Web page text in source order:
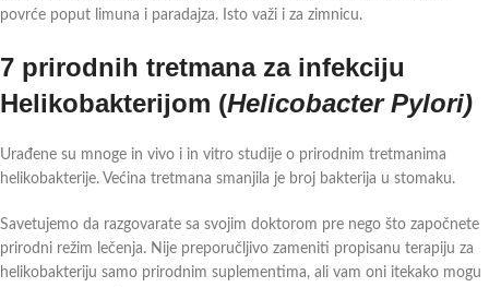
povrće poput limuna i paradajza. Isto važi i za zimnicu.
7 prirodnih tretmana za infekciju
Helikobakterijom (Helicobacter Pylori)
Urađene su mnoge in vivo i in vitro studije o prirodnim tretmanima
helikobakterije. Većina tretmana smanjila je broj bakterija u stomaku.
Savetujemo da razgovarate sa svojim doktorom pre nego što započnete
prirodni režim lečenja. Nije preporučljivo zameniti propisanu terapiju za
helikobakteriju samo prirodnim suplementima, ali vam oni itekako mogu